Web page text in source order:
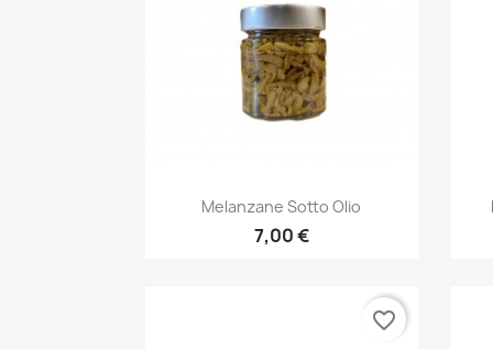
Anteprima
Melanzane Sotto Olio
7,00 €
favorite_border